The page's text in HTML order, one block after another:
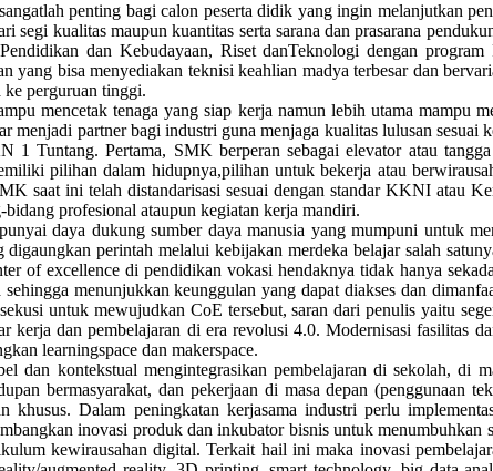
penting bagi calon peserta didik yang ingin melanjutkan
segi kualitas maupun kuantitas serta sarana dan prasarana
dan Kebudayaan, Riset danTeknologi dengan
yang bisa menyediakan teknisi keahlian madya terbesar dan
perguruan tinggi.
mencetak tenaga yang siap kerja namun lebih utama mampu
menjadi partner bagi industri guna menjaga kualitas lulusan
Tuntang. Pertama, SMK berperan sebagai elevator atau
pilihan dalam hidupnya,pilihan untuk bekerja atau
saat ini telah distandarisasi sesuai dengan standar KKNI atau
profesional ataupun kegiatan kerja mandiri.
daya dukung sumber daya manusia yang mumpuni untuk
perintah melalui kebijakan merdeka belajar salah
of excellence di pendidikan vokasi hendaknya tidak hanya
menunjukkan keunggulan yang dapat diakses dan
untuk mewujudkan CoE tersebut, saran dari penulis yaitu
kerja dan pembelajaran di era revolusi 4.0. Modernisasi fasilitas
learningspace dan makerspace.
dan kontekstual mengintegrasikan pembelajaran di sekolah, di
bermasyarakat, dan pekerjaan di masa depan (penggunaan
khusus. Dalam peningkatan kerjasama industri perlu
inovasi produk dan inkubator bisnis untuk
kewirausahan digital. Terkait hail ini maka inovasi